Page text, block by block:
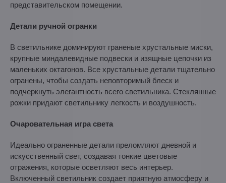
представительском помещении.
Детали ручной огранки
В светильнике доминируют граненые хрустальные миски,
крупные миндалевидные подвески и изящные цепочки из
маленьких октагонов. Все хрустальные детали тщательно
огранены, чтобы создать неповторимый блеск и
подчеркнуть элегантность всего светильника. Стеклянные
рожки придают светильнику легкость и воздушность.
Очаровательная игра света
Идеально ограненные детали преломляют дневной и
искусственный свет, создавая тонкие цветовые
отражения, которые осветляют весь интерьер.
Включенный светильник создает приятную атмосферу и